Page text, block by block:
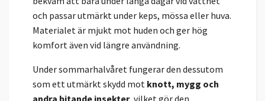
och passar utmärkt under keps, mössa eller huva.
Materialet är mjukt mot huden och ger hög
komfort även vid längre användning.
Under sommarhalvåret fungerar den dessutom
som ett utmärkt skydd mot knott, mygg och
andra bitande insekter, vilket gör den